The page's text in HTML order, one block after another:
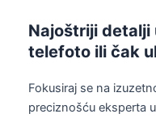
Najoštriji detalji
telefoto ili čak
Fokusiraj se na
preciznošću eksperta